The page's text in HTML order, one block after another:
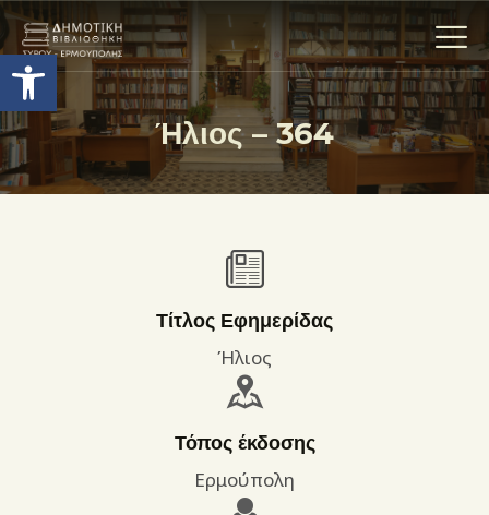
Ανοίξτε τη γραμμή εργαλείων
Ήλιος – 364
Η ΒΙΒΛΙΟΘΗΚΗ
ΟΙ ΣΥΛΛΟΓΈΣ
ΔΡΑΣΤΗΡΙΟΤΗΤΕΣ
ΕΠΙΚΟΙΝΩΝΊΑ
ΌΡΟΙ ΧΡΉΣΗΣ
Τίτλος Εφημερίδας
Ήλιος
Τόπος έκδοσης
Ερμούπολη